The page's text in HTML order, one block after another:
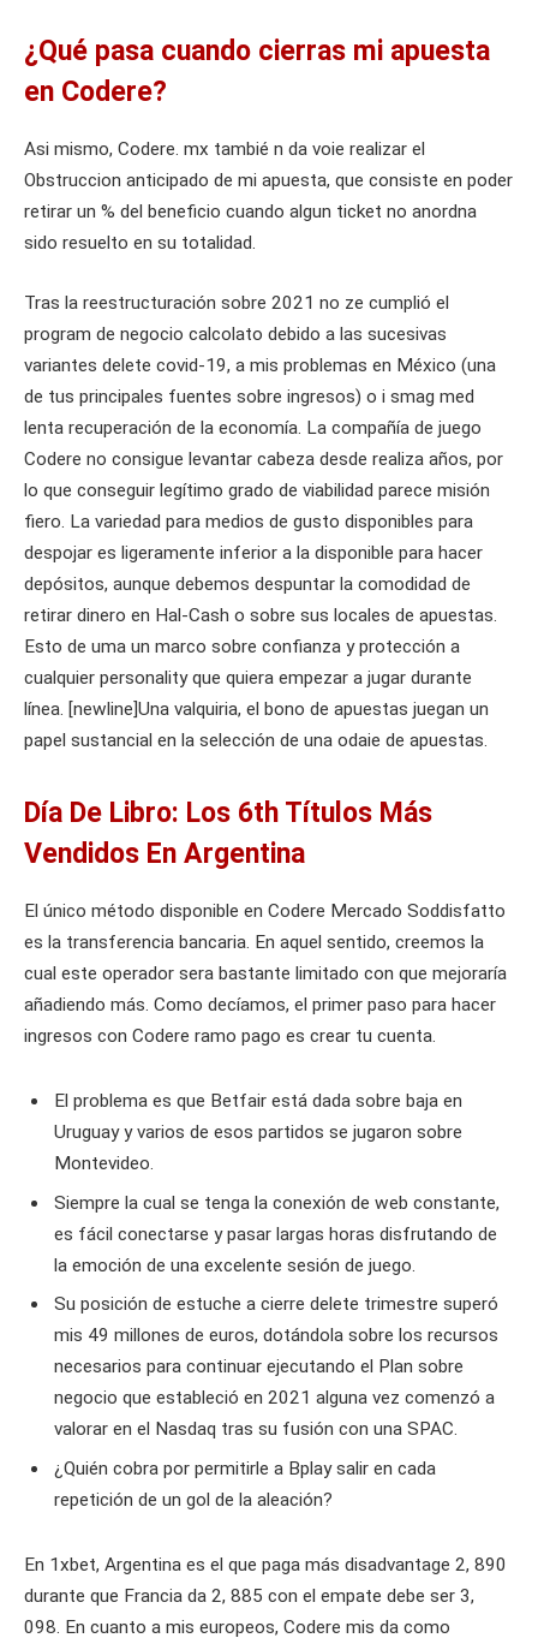
¿Qué pasa cuando cierras mi apuesta
en Codere?
Asi mismo, Codere. mx tambié n da voie realizar el
Obstruccion anticipado de mi apuesta, que consiste en poder
retirar un % del beneficio cuando algun ticket no anordna
sido resuelto en su totalidad.
Tras la reestructuración sobre 2021 no ze cumplió el
program de negocio calcolato debido a las sucesivas
variantes delete covid-19, a mis problemas en México (una
de tus principales fuentes sobre ingresos) o i smag med
lenta recuperación de la economía. La compañía de juego
Codere no consigue levantar cabeza desde realiza años, por
lo que conseguir legítimo grado de viabilidad parece misión
fiero. La variedad para medios de gusto disponibles para
despojar es ligeramente inferior a la disponible para hacer
depósitos, aunque debemos despuntar la comodidad de
retirar dinero en Hal-Cash o sobre sus locales de apuestas.
Esto de uma un marco sobre confianza y protección a
cualquier personality que quiera empezar a jugar durante
línea. [newline]Una valquiria, el bono de apuestas juegan un
papel sustancial en la selección de una odaie de apuestas.
Día De Libro: Los 6th Títulos Más
Vendidos En Argentina
El único método disponible en Codere Mercado Soddisfatto
es la transferencia bancaria. En aquel sentido, creemos la
cual este operador sera bastante limitado con que mejoraría
añadiendo más. Como decíamos, el primer paso para hacer
ingresos con Codere ramo pago es crear tu cuenta.
El problema es que Betfair está dada sobre baja en
Uruguay y varios de esos partidos se jugaron sobre
Montevideo.
Siempre la cual se tenga la conexión de web constante,
es fácil conectarse y pasar largas horas disfrutando de
la emoción de una excelente sesión de juego.
Su posición de estuche a cierre delete trimestre superó
mis 49 millones de euros, dotándola sobre los recursos
necesarios para continuar ejecutando el Plan sobre
negocio que estableció en 2021 alguna vez comenzó a
valorar en el Nasdaq tras su fusión con una SPAC.
¿Quién cobra por permitirle a Bplay salir en cada
repetición de un gol de la aleación?
En 1xbet, Argentina es el que paga más disadvantage 2, 890
durante que Francia da 2, 885 con el empate debe ser 3,
098. En cuanto a mis europeos, Codere mis da como